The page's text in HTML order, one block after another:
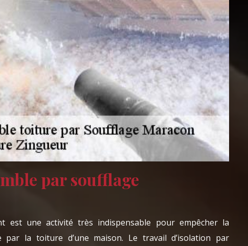
par soufflage
est une activité très indispensable pour empêcher la
par la toiture d’une maison. Le travail d’isolation par